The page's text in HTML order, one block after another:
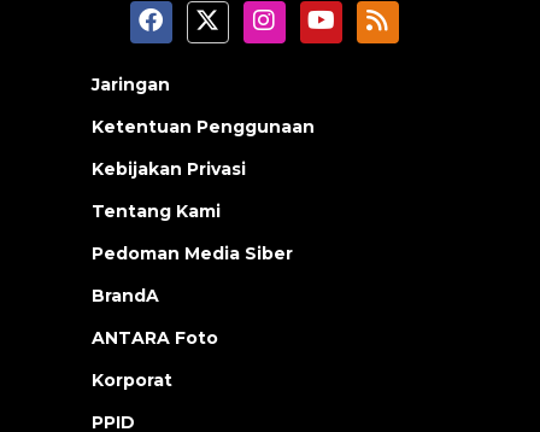
Jaringan
Ketentuan Penggunaan
Kebijakan Privasi
Tentang Kami
Pedoman Media Siber
BrandA
ANTARA Foto
Korporat
PPID